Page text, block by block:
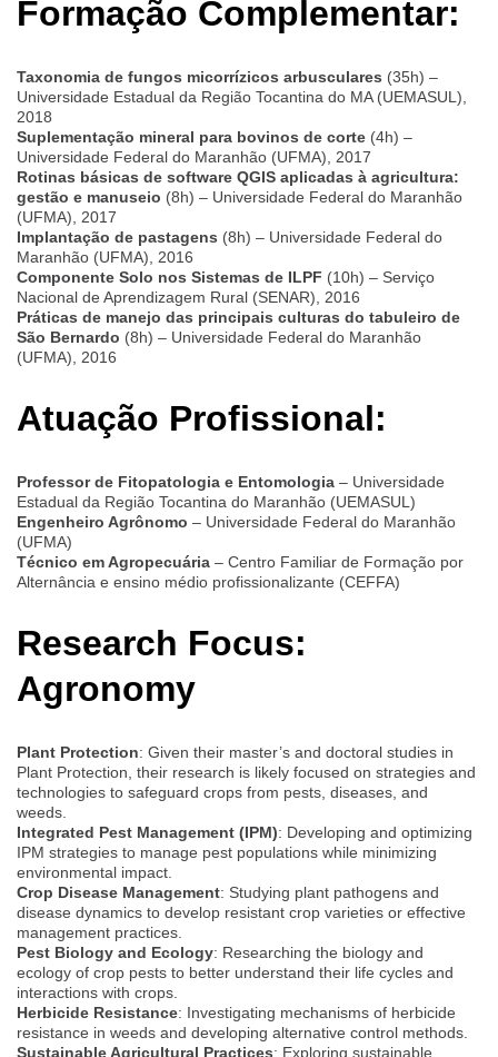
Formação Complementar:
Taxonomia de fungos micorrízicos arbusculares (35h) –
Universidade Estadual da Região Tocantina do MA (UEMASUL),
2018
Suplementação mineral para bovinos de corte (4h) –
Universidade Federal do Maranhão (UFMA), 2017
Rotinas básicas de software QGIS aplicadas à agricultura:
gestão e manuseio (8h) – Universidade Federal do Maranhão
(UFMA), 2017
Implantação de pastagens (8h) – Universidade Federal do
Maranhão (UFMA), 2016
Componente Solo nos Sistemas de ILPF (10h) – Serviço
Nacional de Aprendizagem Rural (SENAR), 2016
Práticas de manejo das principais culturas do tabuleiro de
São Bernardo (8h) – Universidade Federal do Maranhão
(UFMA), 2016
Atuação Profissional:
Professor de Fitopatologia e Entomologia – Universidade
Estadual da Região Tocantina do Maranhão (UEMASUL)
Engenheiro Agrônomo – Universidade Federal do Maranhão
(UFMA)
Técnico em Agropecuária – Centro Familiar de Formação por
Alternância e ensino médio profissionalizante (CEFFA)
Research Focus:
Agronomy
Plant Protection: Given their master’s and doctoral studies in
Plant Protection, their research is likely focused on strategies and
technologies to safeguard crops from pests, diseases, and
weeds.
Integrated Pest Management (IPM): Developing and optimizing
IPM strategies to manage pest populations while minimizing
environmental impact.
Crop Disease Management: Studying plant pathogens and
disease dynamics to develop resistant crop varieties or effective
management practices.
Pest Biology and Ecology: Researching the biology and
ecology of crop pests to better understand their life cycles and
interactions with crops.
Herbicide Resistance: Investigating mechanisms of herbicide
resistance in weeds and developing alternative control methods.
Sustainable Agricultural Practices: Exploring sustainable